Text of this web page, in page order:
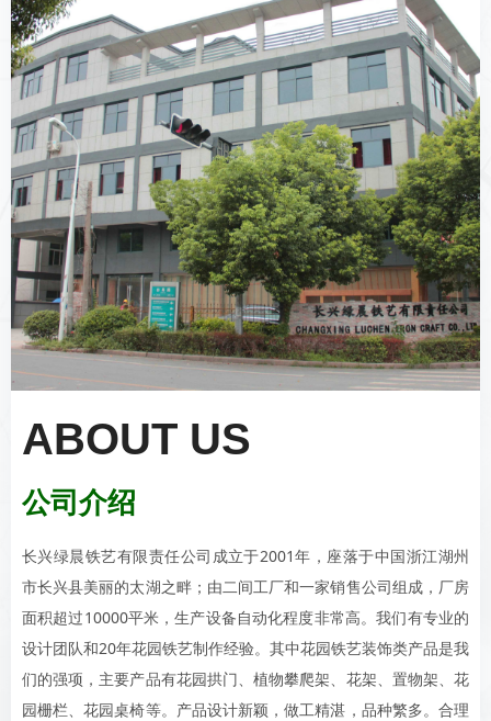
ABOUT US
公司介绍
长兴绿晨铁艺有限责任公司成立于2001年，座落于中国浙江湖州
市长兴县美丽的太湖之畔；由二间工厂和一家销售公司组成，厂房
面积超过10000平米，生产设备自动化程度非常高。我们有专业的
设计团队和20年花园铁艺制作经验。其中花园铁艺装饰类产品是我
们的强项，主要产品有花园拱门、植物攀爬架、花架、置物架、花
园栅栏、花园桌椅等。产品设计新颖，做工精湛，品种繁多。合理